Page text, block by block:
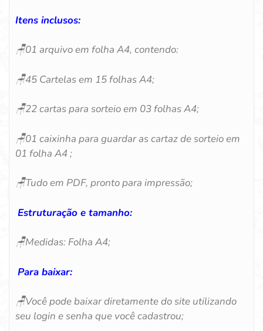
Itens inclusos:
🪑01 arquivo em folha A4, contendo:
🪑45 Cartelas em 15 folhas A4;
🪑22 cartas para sorteio em 03 folhas A4;
🪑01 caixinha para guardar as cartaz de sorteio em
01 folha A4 ;
🪑Tudo em PDF, pronto para impressão;
Estruturação e tamanho:
🪑Medidas: Folha A4;
Para baixar:
🪑Você pode baixar diretamente do site utilizando
seu login e senha que você cadastrou;